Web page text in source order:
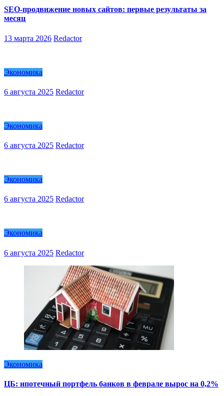
SEO-продвижение новых сайтов: первые результаты за
месяц
13 марта 2026 Redactor
Экономика
6 августа 2025 Redactor
Экономика
6 августа 2025 Redactor
Экономика
6 августа 2025 Redactor
Экономика
6 августа 2025 Redactor
Экономика
ЦБ: ипотечный портфель банков в феврале вырос на 0,2%